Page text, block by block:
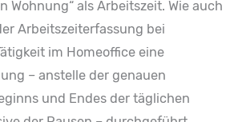
Wohnung“ als Arbeitszeit. Wie auch
Arbeitszeiterfassung bei
im Homeoffice eine
– anstelle der genauen
und Endes der täglichen